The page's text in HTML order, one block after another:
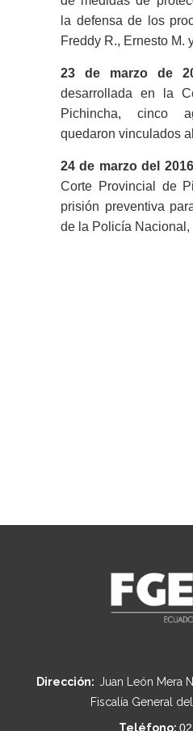
la defensa de los
Freddy R., Ernesto M.
23 de marzo de
desarrollada en la
Pichincha, cinco
quedaron vinculados
24 de marzo del
Corte Provincial de
prisión preventiva
de la Policía Nacional,
Dirección: Juan León Mera
Fiscalía General
Teléfono: